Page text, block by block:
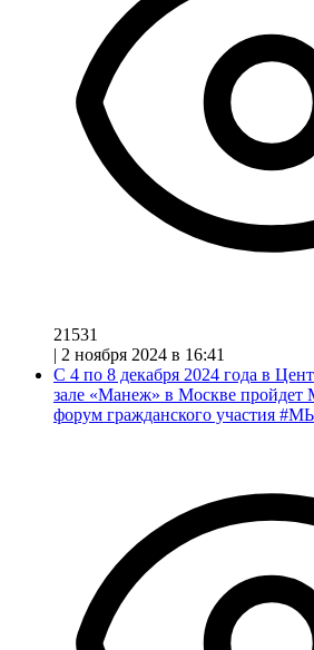
21531
| 2 ноября 2024 в 16:41
С 4 по 8 декабря 2024 года в
зале «Манеж» в Москве
форум гражданского участия